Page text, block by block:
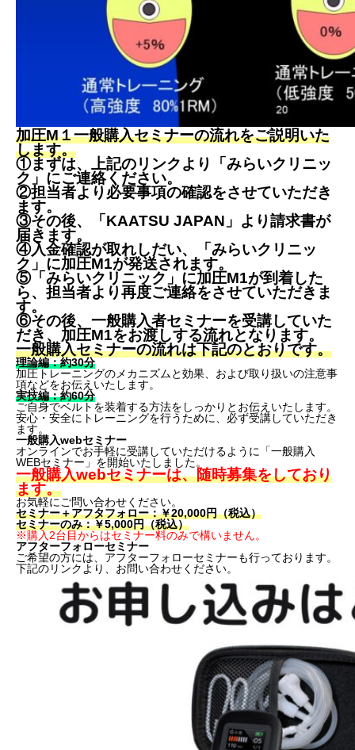
加圧M１一般購入セミナーの流れをご説明いた
します。
①まずは、上記のリンクより「みらいクリニッ
ク」にご連絡ください。
②担当者より必要事項の確認をさせていただき
ます。
③その後、「KAATSU JAPAN」より請求書が
届きます。
④入金確認が取れしだい、「みらいクリニッ
ク」に加圧M1が発送されます。
⑤「みらいクリニック」に加圧M1が到着した
ら、担当者より再度ご連絡をさせていただきま
す。
⑥その後、一般購入者セミナーを受講していた
だき、加圧M1をお渡しする流れとなります。
一般購入セミナーの流れは下記のとおりです。
理論編：約30分
加圧トレーニングのメカニズムと効果、および取り扱いの注意事
項などをお伝えいたします。
実技編：約60分
ご自身でベルトを装着する方法をしっかりとお伝えいたします。
安心・安全にトレーニングを行うために、必ず受講していただき
ます。
一般購入webセミナー
オンラインでお手軽に受講していただけるように「一般購入
WEBセミナー」を開始いたしました。
一般購入webセミナーは、随時募集をしており
ます。
お気軽にご問い合わせください。
セミナー＋アフタフォロー：￥20,000円（税込）
セミナーのみ：￥5,000円（税込）
※購入2台目からはセミナー料のみで構いません。
アフターフォローセミナー
ご希望の方には、アフターフォローセミナーも行っております。
下記のリンクより、お問い合わせください。